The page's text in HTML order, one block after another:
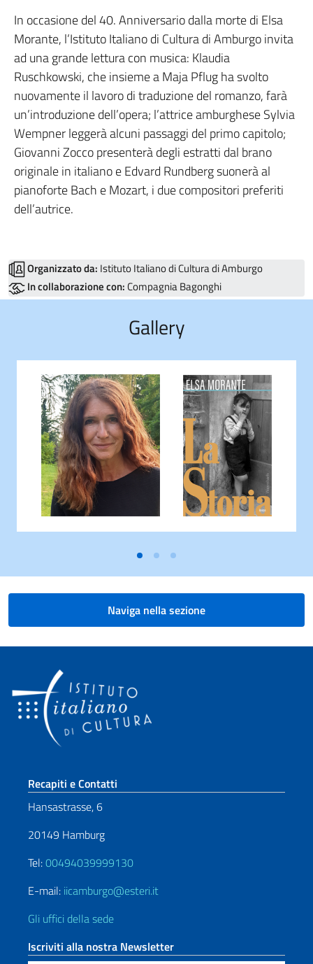
In occasione del 40. Anniversario dalla morte di Elsa
Morante, l’Istituto Italiano di Cultura di Amburgo invita
ad una grande lettura con musica: Klaudia
Ruschkowski, che insieme a Maja Pflug ha svolto
nuovamente il lavoro di traduzione del romanzo, farà
un’introduzione dell’opera; l’attrice amburghese Sylvia
Wempner leggerà alcuni passaggi del primo capitolo;
Giovanni Zocco presenterà degli estratti dal brano
originale in italiano e Edvard Rundberg suonerà al
pianoforte Bach e Mozart, i due compositori preferiti
dell’autrice.
Organizzato da: Istituto Italiano di Cultura di Amburgo
In collaborazione con: Compagnia Bagonghi
Gallery
Naviga nella sezione
Sezione footer
Recapiti e Contatti
Hansastrasse, 6
20149 Hamburg
Tel:00494039999130
E-mail: iicamburgo@esteri.it
Gli uffici della sede
Iscriviti alla nostra Newsletter